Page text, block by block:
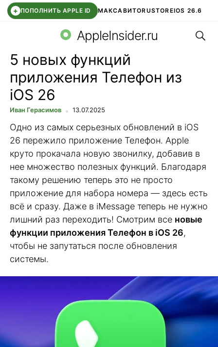
+ ПОПОЛНИТЬ APPLE ID МАКСАВИТОRUSTOREIOS 26.6
СБЕР КИДС ВТБ ОНЛАЙН ЧАТ В ROBLOX
AppleInsider.ru
5 новых функций
приложения Телефон из
iOS 26
Иван Герасимов 13.07.2025
Одно из самых серьезных обновлений в iOS
26 пережило приложение Телефон. Apple
круто прокачала новую звонилку, добавив в
нее множество полезных функций. Благодаря
такому решению теперь это не просто
приложение для набора номера — здесь есть
всё и сразу. Даже в iMessage теперь не нужно
лишний раз переходить! Смотрим все новые
функции приложения Телефон в iOS 26,
чтобы не запутаться после обновления
системы.